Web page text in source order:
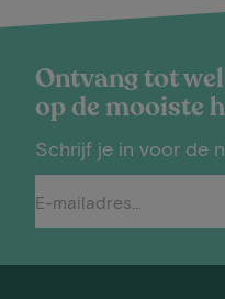
Ontvang tot
op de mooiste
Schrijf je in voor de